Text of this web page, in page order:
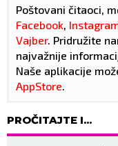
Poštovani čitaoci,
Facebook,
Vajber. Pridružite
najvažnije
Naše aplikacije
AppStore.
PROČITAJTE I...